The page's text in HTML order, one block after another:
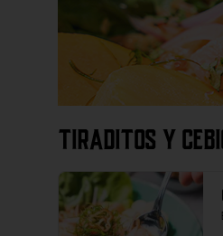
Tiraditos y